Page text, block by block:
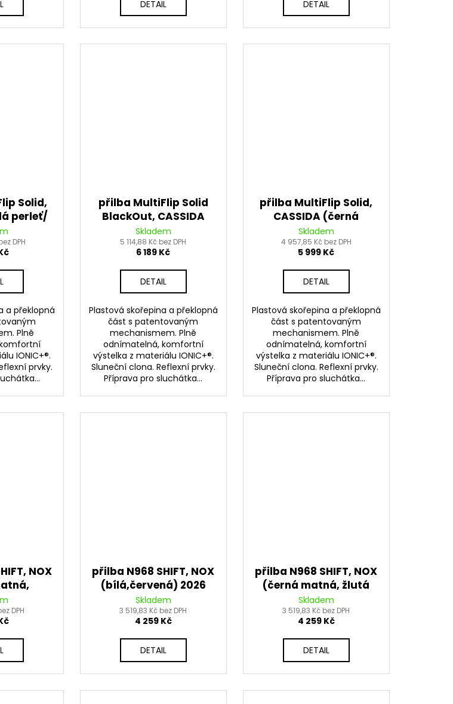
DETAIL DETAIL
Solid,
perleť/
DPH
a překlopná
Plně
IONIC+®.
prvky.
přilba MultiFlip Solid
BlackOut, CASSIDA
(černá matná/černá)
2026
Skladem
5 114,88 Kč bez DPH
6 189 Kč
DETAIL
Plastová skořepina a překlopná
část s patentovaným
mechanismem. Plně
odnímatelná, komfortní
výstelka z materiálu IONIC+®.
Sluneční clona. Reflexní prvky.
Příprava pro sluchátka...
přilba MultiFlip Solid,
CASSIDA (černá
matná/červená/šedá)
2026
Skladem
4 957,85 Kč bez DPH
5 999 Kč
DETAIL
Plastová skořepina a překlopná
část s patentovaným
mechanismem. Plně
odnímatelná, komfortní
výstelka z materiálu IONIC+®.
Sluneční clona. Reflexní prvky.
Příprava pro sluchátka...
NOX
DPH
přilba N968 SHIFT, NOX
(bílá,červená) 2026
Skladem
3 519,83 Kč bez DPH
4 259 Kč
DETAIL
přilba N968 SHIFT, NOX
(černá matná, žlutá
fluo) 2026
Skladem
3 519,83 Kč bez DPH
4 259 Kč
DETAIL